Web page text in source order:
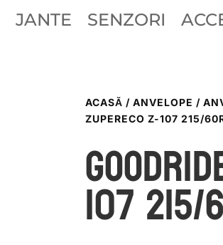
JANTE SENZORI
ACASĂ / ANVELOPE /
ZUPERECO Z-107 215/
107